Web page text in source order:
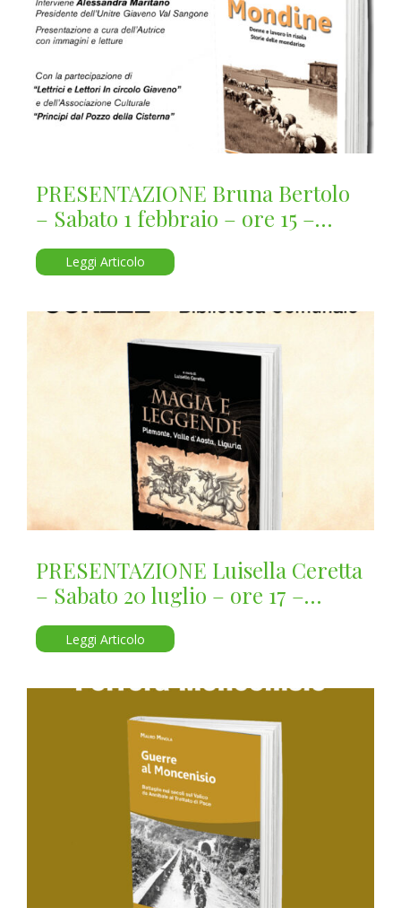
PRESENTAZIONE Bruna Bertolo
– Sabato 1 febbraio – ore 15 –
Giaveno – Sala degli Specchi
Palazzo Marchini – Via Francesco
Leggi Articolo
PRESENTAZIONE Luisella Ceretta
– Sabato 20 luglio – ore 17 –
Coazze
Leggi Articolo